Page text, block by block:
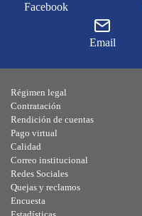
Facebook
Email
Régimen legal
Contratación
Rendición de cuentas
Pago virtual
Calidad
Correo institucional
Redes Sociales
Quejas y reclamos
Encuesta